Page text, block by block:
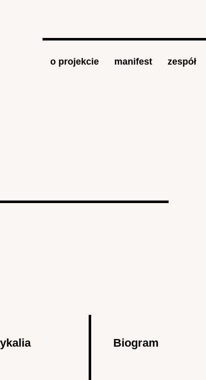
o projekcie manifest zespół
Biogram